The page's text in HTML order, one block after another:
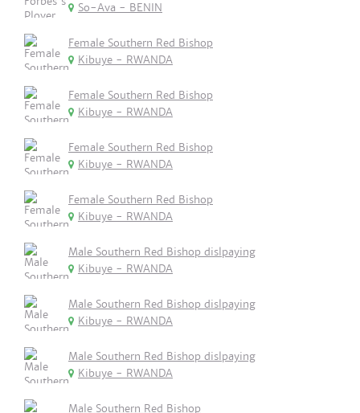
So-Ava - BENIN
Female Southern Red Bishop
Kibuye - RWANDA
Female Southern Red Bishop
Kibuye - RWANDA
Female Southern Red Bishop
Kibuye - RWANDA
Female Southern Red Bishop
Kibuye - RWANDA
Male Southern Red Bishop dislpaying
Kibuye - RWANDA
Male Southern Red Bishop dislpaying
Kibuye - RWANDA
Male Southern Red Bishop dislpaying
Kibuye - RWANDA
Male Southern Red Bishop